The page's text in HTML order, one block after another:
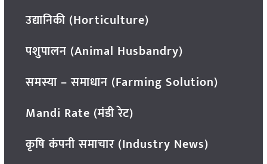
उद्यानिकी (Horticulture)
पशुपालन (Animal Husbandry)
समस्या – समाधान (Farming Solution)
Mandi Rate (मंडी रेट)
कृषि कंपनी समाचार (Industry News)